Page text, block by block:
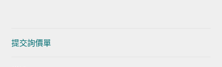
提交詢價單